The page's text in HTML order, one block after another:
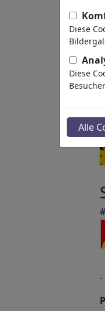
.
Diese
Diese
Alle